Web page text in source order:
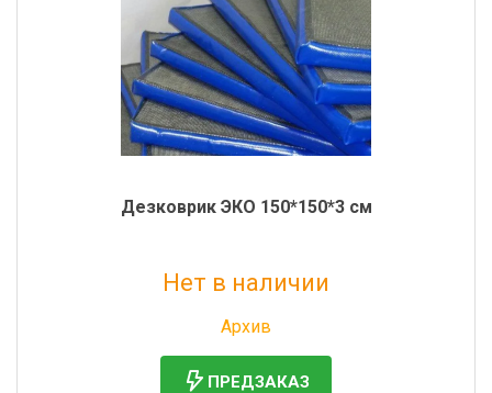
Дезковрик ЭКО 150*150*3 см
Нет в наличии
Архив
ПРЕДЗАКАЗ